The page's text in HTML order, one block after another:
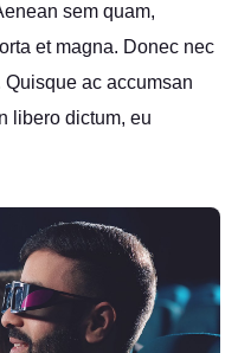
sem quam,
et magna. Donec nec
ac accumsan
libero dictum, eu